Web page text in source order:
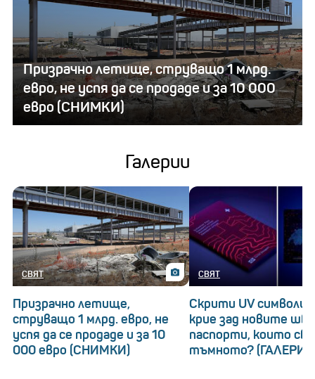
Призрачно летище, струващо 1 млрд.
евро, не успя да се продаде и за 10 000
евро (СНИМКИ)
Галерии
СВЯТ
Призрачно летище,
струващо 1 млрд. евро, не
успя да се продаде и за 10
000 евро (СНИМКИ)
СВЯТ
Скрити UV символи:
крие зад новите
паспорти, които
тъмното?